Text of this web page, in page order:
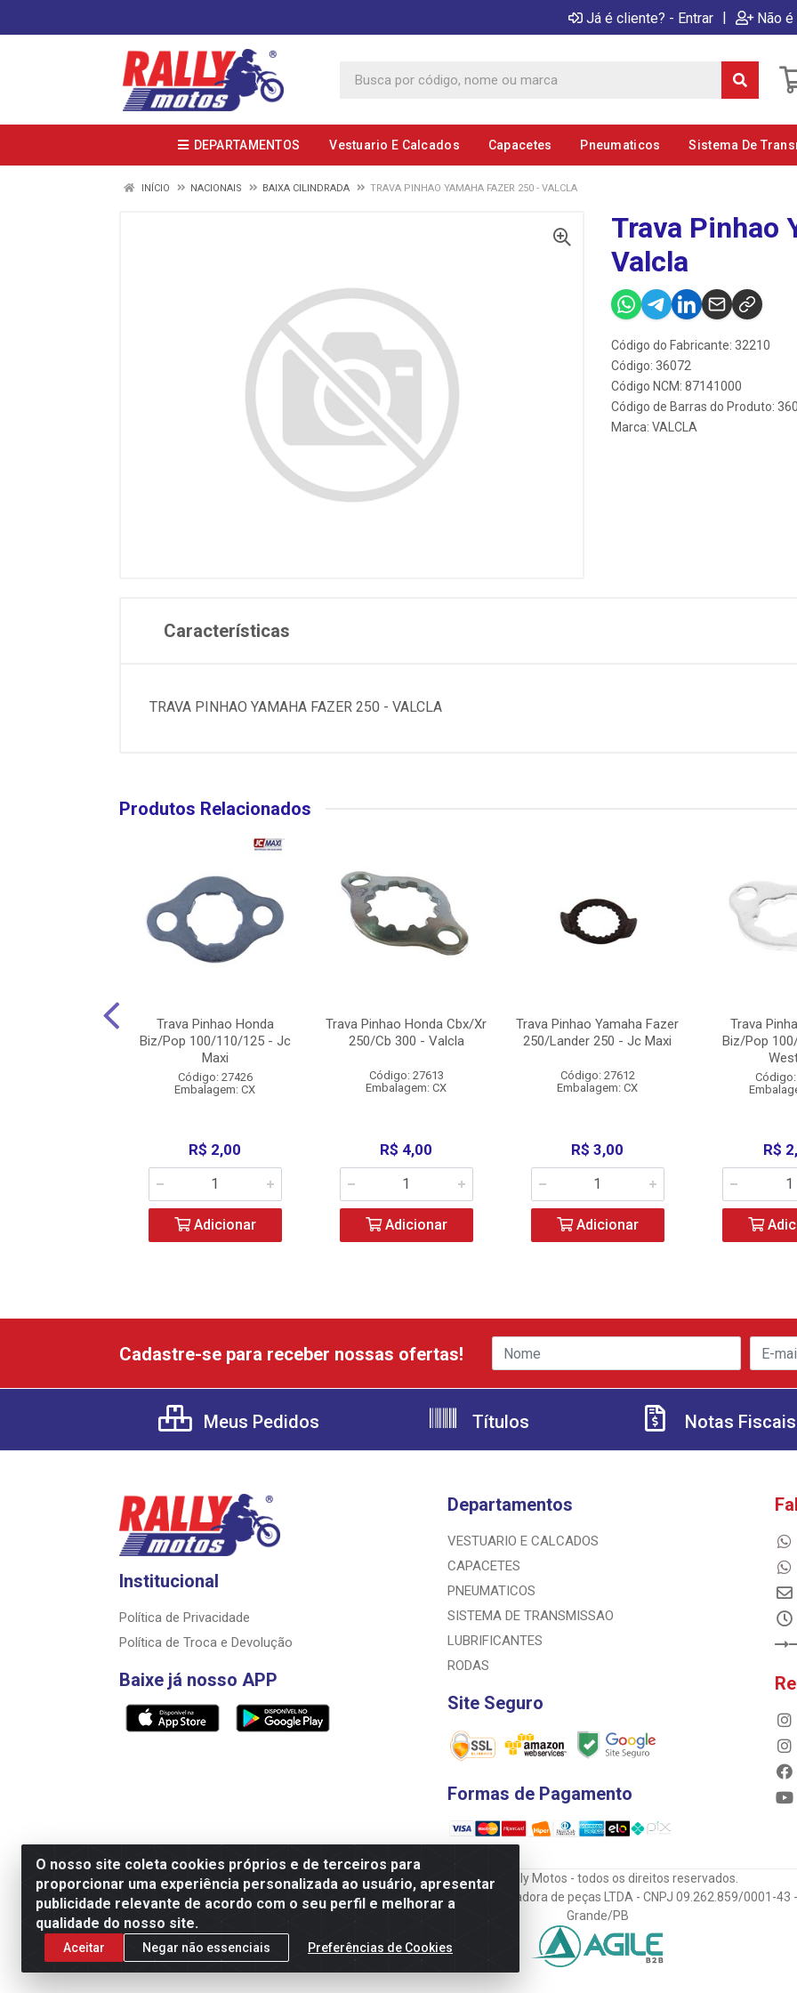
Já é cliente? - Entrar | Não
DEPARTAMENTOS Vestuario E Calcados Capacetes Pneumaticos Sistema De
INÍCIO NACIONAIS BAIXA CILINDRADA TRAVA PINHAO YAMAHA FAZER 250 - VALCLA
Trava Pinhao
Valcla
Código do Fabricante: 32210
Código: 36072
Código NCM: 87141000
Código de Barras do Produto:
Marca: VALCLA
Características
TRAVA PINHAO YAMAHA FAZER 250 - VALCLA
Produtos Relacionados
Trava Pinhao Honda
Biz/Pop 100/110/125 - Jc
Maxi
Código: 27426
Embalagem: CX
R$ 2,00
Adicionar
Trava Pinhao Honda Cbx/Xr
250/Cb 300 - Valcla
Código: 27613
Embalagem: CX
R$ 4,00
Adicionar
Trava Pinhao Yamaha Fazer
250/Lander 250 - Jc Maxi
Código: 27612
Embalagem: CX
R$ 3,00
Adicionar
Trava
Biz/Pop
R$
O nosso site coleta cookies próprios e de terceiros para
proporcionar uma experiência personalizada ao usuário, apresentar
publicidade relevante de acordo com o seu perfil e melhorar a
qualidade do nosso site.
Aceitar Negar não essenciais Preferências de Cookies
Cadastre-se para receber nossas ofertas!
Meus Pedidos Títulos Notas Fiscais
Institucional
Política de Privacidade
Política de Troca e Devolução
Baixe já nosso APP
Departamentos
VESTUARIO E CALCADOS
CAPACETES
PNEUMATICOS
SISTEMA DE TRANSMISSAO
LUBRIFICANTES
RODAS
Site Seguro
Formas de Pagamento
© 2023 Rally Motos - todos os direitos reservados.
Razão Social: Rally motos distribuidora, importadora e transportadora de peças LTDA - CNPJ 09.262.859/0001-43
Grande/PB